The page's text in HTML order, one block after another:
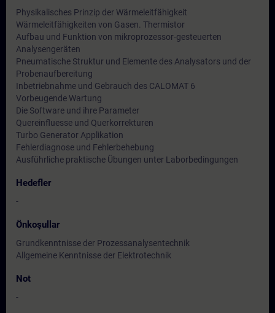
Physikalisches Prinzip der Wärmeleitfähigkeit
Wärmeleitfähigkeiten von Gasen. Thermistor
Aufbau und Funktion von mikroprozessor-gesteuerten
Analysengeräten
Pneumatische Struktur und Elemente des Analysators und der
Probenaufbereitung
Inbetriebnahme und Gebrauch des CALOMAT 6
Vorbeugende Wartung
Die Software und ihre Parameter
Quereinfluesse und Querkorrekturen
Turbo Generator Applikation
Fehlerdiagnose und Fehlerbehebung
Ausführliche praktische Übungen unter Laborbedingungen
Hedefler
-
Önkoşullar
Grundkenntnisse der Prozessanalysentechnik
Allgemeine Kenntnisse der Elektrotechnik
Not
-